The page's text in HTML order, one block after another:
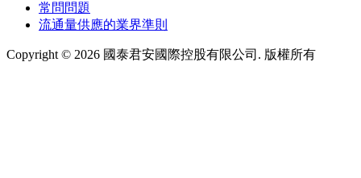
常問問題
流通量供應的業界準則
Copyright © 2026 國泰君安國際控股有限公司. 版權所有